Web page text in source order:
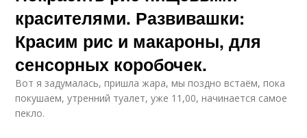
красителями. Развивашки:
Красим рис и макароны, для
сенсорных коробочек.
Вот я задумалась, пришла жара, мы поздно встаём, пока
покушаем, утренний туалет, уже 11,00, начинается самое
пекло.